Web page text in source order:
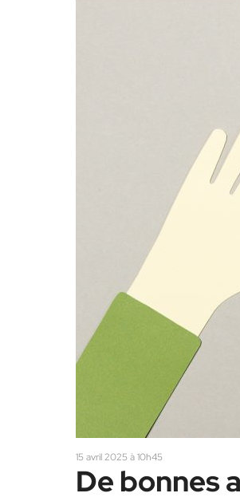
15 avril 2025 à 10h45
De bonnes